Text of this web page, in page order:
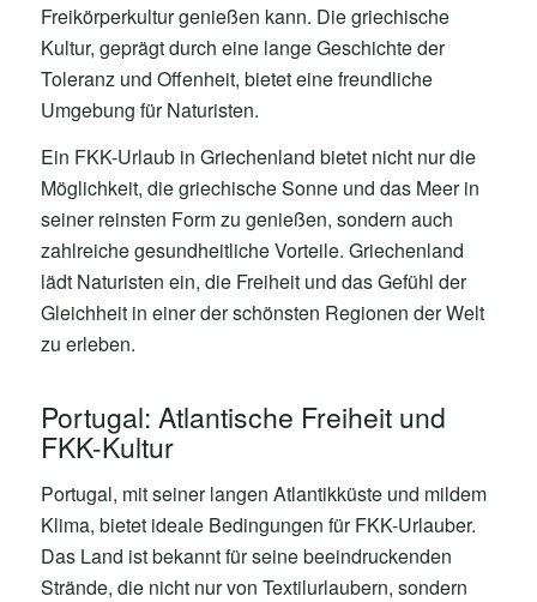
Freikörperkultur genießen kann. Die griechische
Kultur, geprägt durch eine lange Geschichte der
Toleranz und Offenheit, bietet eine freundliche
Umgebung für Naturisten.
Ein FKK-Urlaub in Griechenland bietet nicht nur die
Möglichkeit, die griechische Sonne und das Meer in
seiner reinsten Form zu genießen, sondern auch
zahlreiche gesundheitliche Vorteile. Griechenland
lädt Naturisten ein, die Freiheit und das Gefühl der
Gleichheit in einer der schönsten Regionen der Welt
zu erleben.
Portugal: Atlantische Freiheit und
FKK-Kultur
Portugal, mit seiner langen Atlantikküste und mildem
Klima, bietet ideale Bedingungen für FKK-Urlauber.
Das Land ist bekannt für seine beeindruckenden
Strände, die nicht nur von Textilurlaubern, sondern